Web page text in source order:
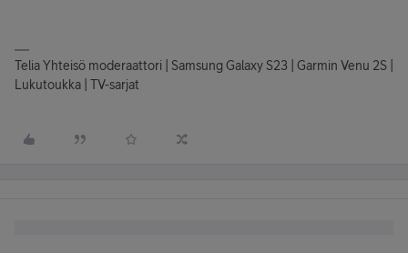
Telia Yhteisö moderaattori | Samsung Galaxy S23 | Garmin Venu 2S |
Lukutoukka | TV-sarjat